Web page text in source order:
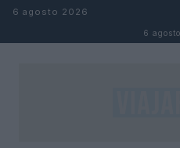
Saltar al contenido
6 agosto 2026
6